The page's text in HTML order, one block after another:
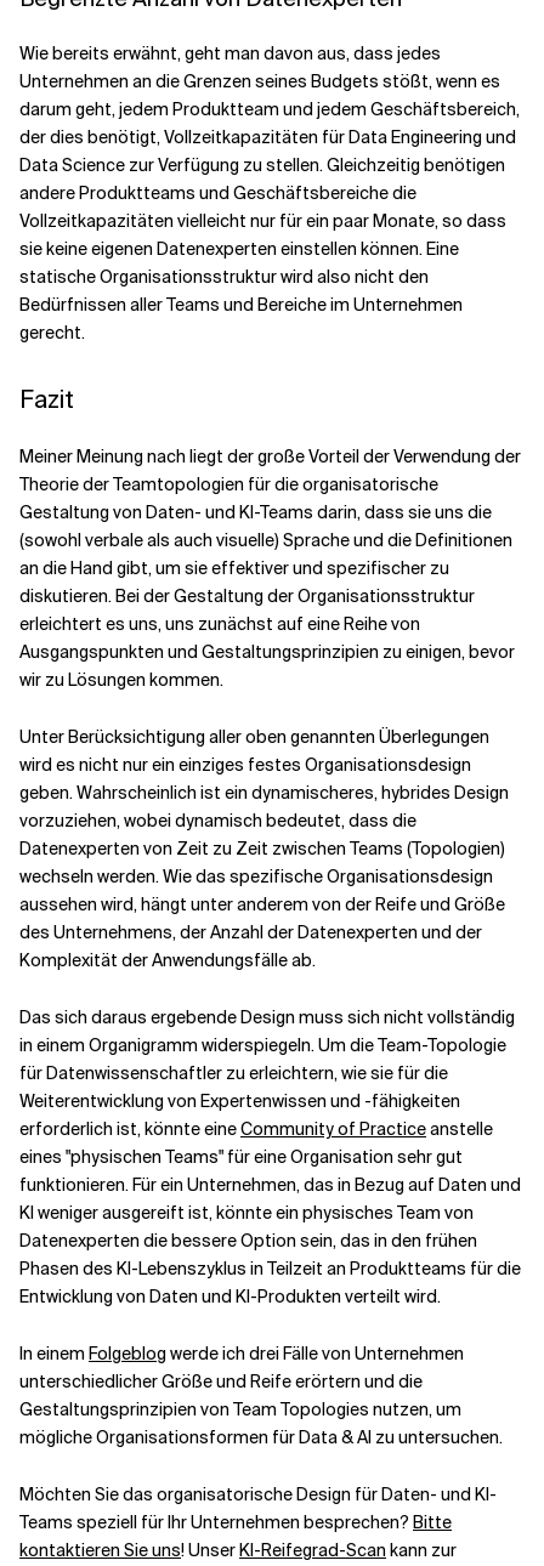
Wie bereits erwähnt, geht man davon aus, dass jedes
Unternehmen an die Grenzen seines Budgets stößt, wenn es
darum geht, jedem Produktteam und jedem Geschäftsbereich,
der dies benötigt, Vollzeitkapazitäten für Data Engineering und
Data Science zur Verfügung zu stellen. Gleichzeitig benötigen
andere Produktteams und Geschäftsbereiche die
Vollzeitkapazitäten vielleicht nur für ein paar Monate, so dass
sie keine eigenen Datenexperten einstellen können. Eine
statische Organisationsstruktur wird also nicht den
Bedürfnissen aller Teams und Bereiche im Unternehmen
gerecht.
Fazit
Meiner Meinung nach liegt der große Vorteil der Verwendung der
Theorie der Teamtopologien für die organisatorische
Gestaltung von Daten- und KI-Teams darin, dass sie uns die
(sowohl verbale als auch visuelle) Sprache und die Definitionen
an die Hand gibt, um sie effektiver und spezifischer zu
diskutieren. Bei der Gestaltung der Organisationsstruktur
erleichtert es uns, uns zunächst auf eine Reihe von
Ausgangspunkten und Gestaltungsprinzipien zu einigen, bevor
wir zu Lösungen kommen.
Unter Berücksichtigung aller oben genannten Überlegungen
wird es nicht nur ein einziges festes Organisationsdesign
geben. Wahrscheinlich ist ein dynamischeres, hybrides Design
vorzuziehen, wobei dynamisch bedeutet, dass die
Datenexperten von Zeit zu Zeit zwischen Teams (Topologien)
wechseln werden. Wie das spezifische Organisationsdesign
aussehen wird, hängt unter anderem von der Reife und Größe
des Unternehmens, der Anzahl der Datenexperten und der
Komplexität der Anwendungsfälle ab.
Das sich daraus ergebende Design muss sich nicht vollständig
in einem Organigramm widerspiegeln. Um die Team-Topologie
für Datenwissenschaftler zu erleichtern, wie sie für die
Weiterentwicklung von Expertenwissen und -fähigkeiten
erforderlich ist, könnte eineCommunity of Practiceanstelle
eines "physischen Teams" für eine Organisation sehr gut
funktionieren. Für ein Unternehmen, das in Bezug auf Daten und
KI weniger ausgereift ist, könnte ein physisches Team von
Datenexperten die bessere Option sein, das in den frühen
Phasen des KI-Lebenszyklus in Teilzeit an Produktteams für die
Entwicklung von Daten und KI-Produkten verteilt wird.
In einem Folgeblog werde ich drei Fälle von Unternehmen
unterschiedlicher Größe und Reife erörtern und die
Gestaltungsprinzipien von Team Topologies nutzen, um
mögliche Organisationsformen für Data & AI zu untersuchen.
Möchten Sie das organisatorische Design für Daten- und KI-
Teams speziell für Ihr Unternehmen besprechen? Bitte
kontaktieren Sie uns! UnserKI-Reifegrad-Scan kann zur